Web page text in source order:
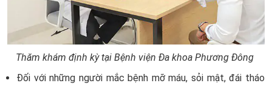
Thăm khám định kỳ tại Bệnh viện Đa khoa Phương Đông
Đối với những người mắc bệnh mỡ máu, sỏi mật, đái tháo